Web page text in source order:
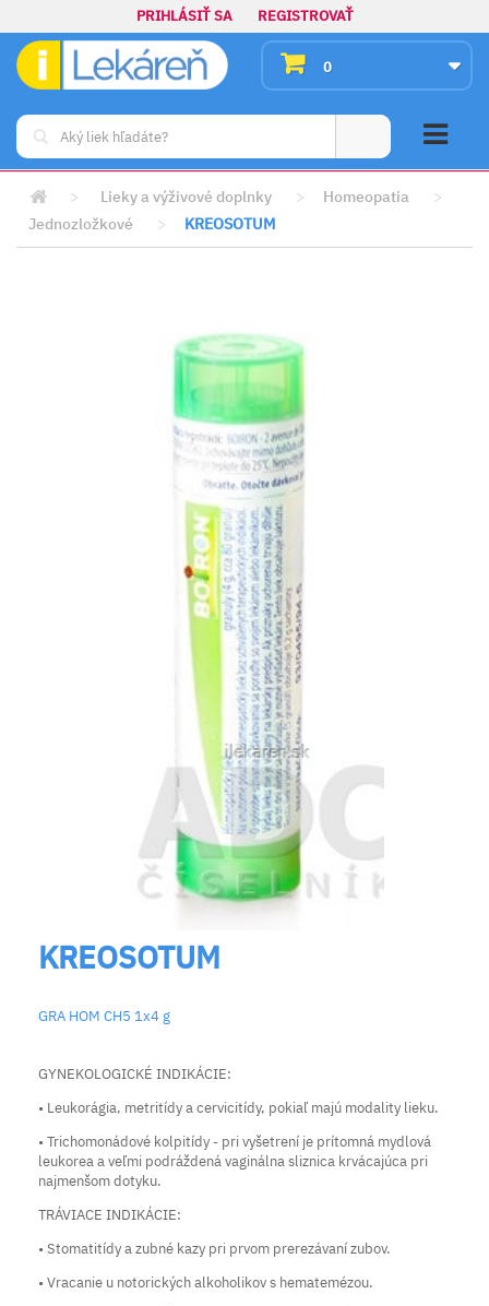
PRIHLÁSIŤ SA REGISTROVAŤ
0
> Lieky a výživové doplnky > Homeopatia
>
Jednozložkové
> KREOSOTUM
KREOSOTUM
GRA HOM CH5 1x4 g
GYNEKOLOGICKÉ INDIKÁCIE:
• Leukorágia, metritídy a cervicitídy, pokiaľ majú modality lieku.
• Trichomonádové kolpitídy - pri vyšetrení je prítomná mydlová
leukorea a veľmi podráždená vaginálna sliznica krvácajúca pri
najmenšom dotyku.
TRÁVIACE INDIKÁCIE:
• Stomatitídy a zubné kazy pri prvom prerezávaní zubov.
• Vracanie u notorických alkoholikov s hematemézou.